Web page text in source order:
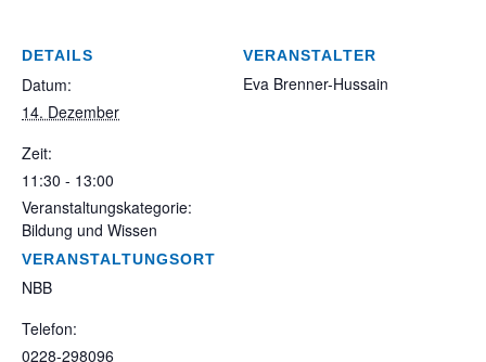
DETAILS
Datum:
14. Dezember
Zeit:
11:30 - 13:00
Veranstaltungskategorie:
Bildung und Wissen
VERANSTALTUNGSORT
NBB
Telefon:
0228-298096
VERANSTALTER
Eva Brenner-Hussain